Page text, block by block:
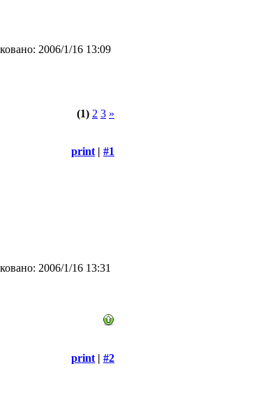
2006/1/16 13:09
(1) 2 3 »
print | #1
2006/1/16 13:31
print | #2